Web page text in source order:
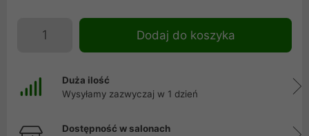
Dodaj do koszyka
Duża ilość
Wysyłamy zazwyczaj w 1 dzień
Dostępność w salonach